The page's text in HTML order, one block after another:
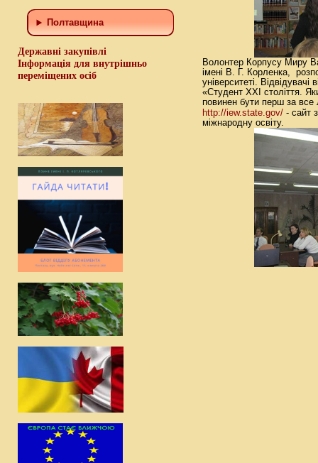
Полтавщина
Державні закупівлі
Інформація для внутрішньо
переміщених осіб
Волонтер Корпусу Миру
імені В. Г. Корленка,
університеті.
«Студент ХХІ століття.
повинен бути перш за
http://iew.state.gov/ - сайт
міжнародну освіту.